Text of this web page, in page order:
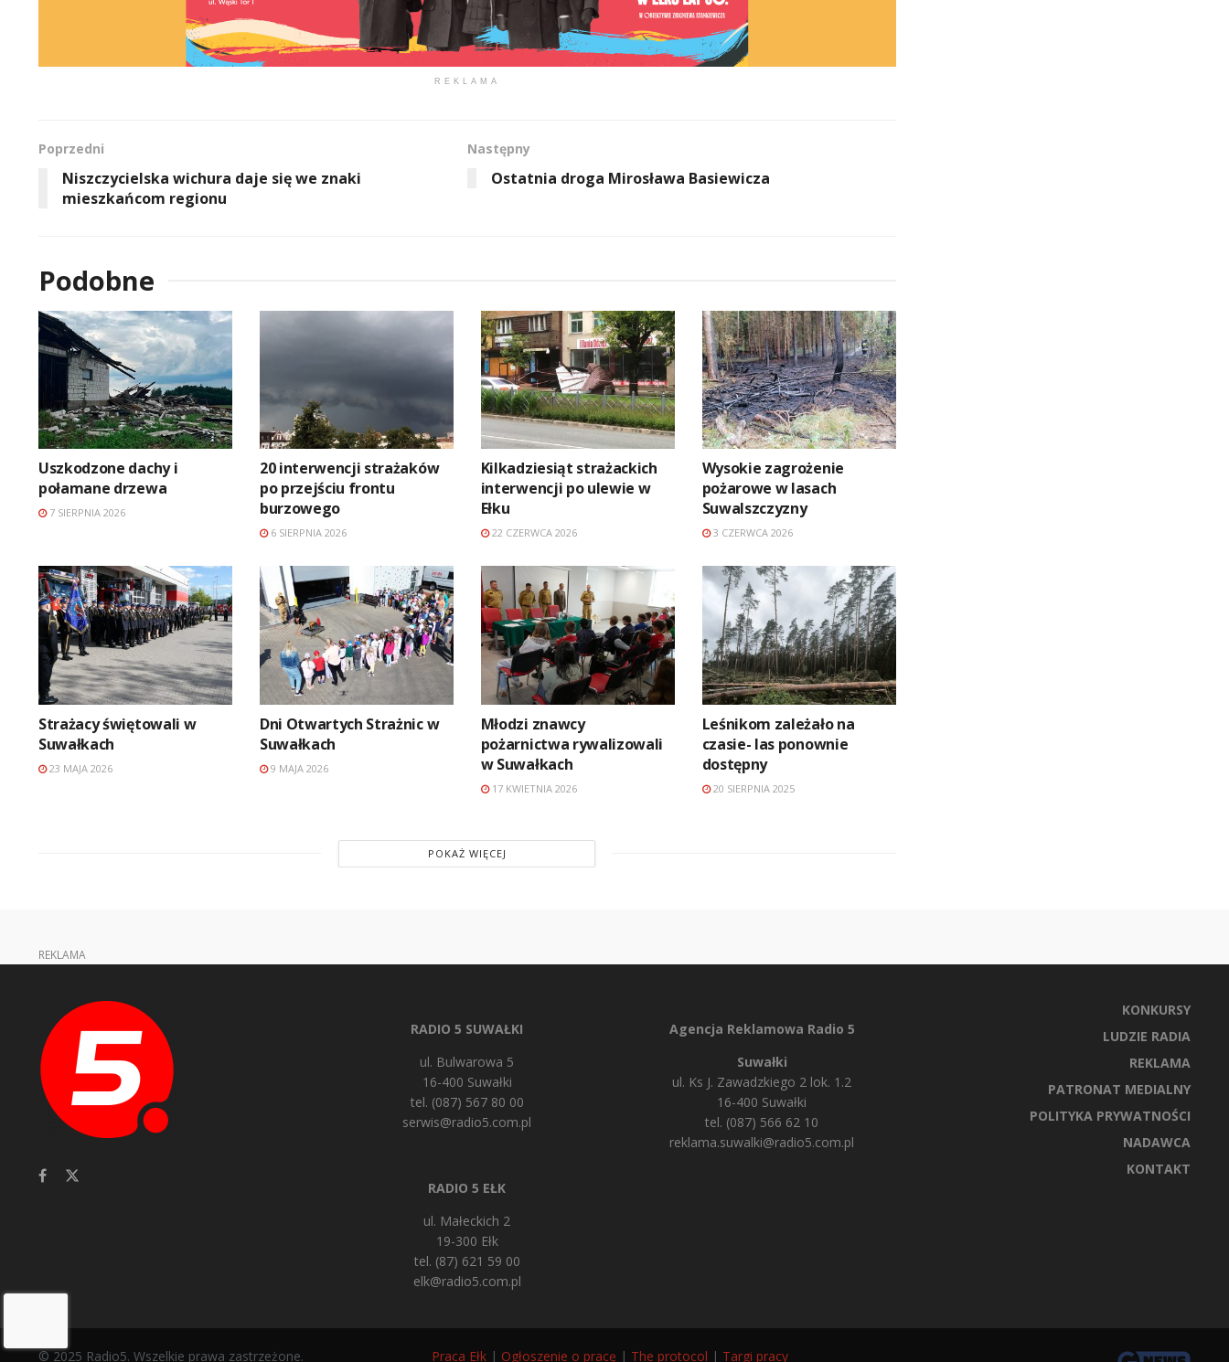
REKLAMA
Poprzedni
Niszczycielska wichura daje się we znaki
mieszkańcom regionu
Następny
Ostatnia droga Mirosława Basiewicza
Podobne
Uszkodzone dachy i
połamane drzewa
7 SIERPNIA 2026
20 interwencji strażaków
po przejściu frontu
burzowego
6 SIERPNIA 2026
Kilkadziesiąt strażackich
interwencji po ulewie w
Ełku
22 CZERWCA 2026
Wysokie zagrożenie
pożarowe w lasach
Suwalszczyzny
3 CZERWCA 2026
Strażacy świętowali w
Suwałkach
23 MAJA 2026
Dni Otwartych Strażnic w
Suwałkach
9 MAJA 2026
Młodzi znawcy
pożarnictwa rywalizowali
w Suwałkach
17 KWIETNIA 2026
Leśnikom zależało na
czasie- las ponownie
dostępny
20 SIERPNIA 2025
POKAŻ WIĘCEJ
REKLAMA
RADIO 5 SUWAŁKI
ul. Bulwarowa 5
16-400 Suwałki
tel. (087) 567 80 00
serwis@radio5.com.pl
RADIO 5 EŁK
ul. Małeckich 2
19-300 Ełk
tel. (87) 621 59 00
elk@radio5.com.pl
Agencja Reklamowa Radio 5
Suwałki
ul. Ks J. Zawadzkiego 2 lok. 1.2
16-400 Suwałki
tel. (087) 566 62 10
reklama.suwalki@radio5.com.pl
KONKURSY
LUDZIE RADIA
REKLAMA
PATRONAT MEDIALNY
POLITYKA PRYWATNOŚCI
NADAWCA
KONTAKT
© 2025 Radio5. Wszelkie prawa zastrzeżone. Praca Ełk | Ogłoszenie o pracę | The protocol | Targi pracy